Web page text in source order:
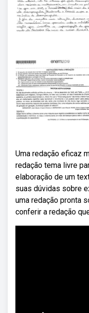
Uma redação eficaz
redação tema livre
elaboração de um
suas dúvidas sobre
uma redação pronta
conferir a redação